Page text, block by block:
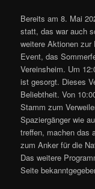
Bereits am 8. Mai
statt, das war auch
weitere Aktionen zur
Event, das
Vereinsheim. Um
ist gesorgt. Dieses
Beliebtheit. Von
Stamm zum
Spaziergänger wie
treffen, machen das
zum Anker für die
Das weitere
Seite